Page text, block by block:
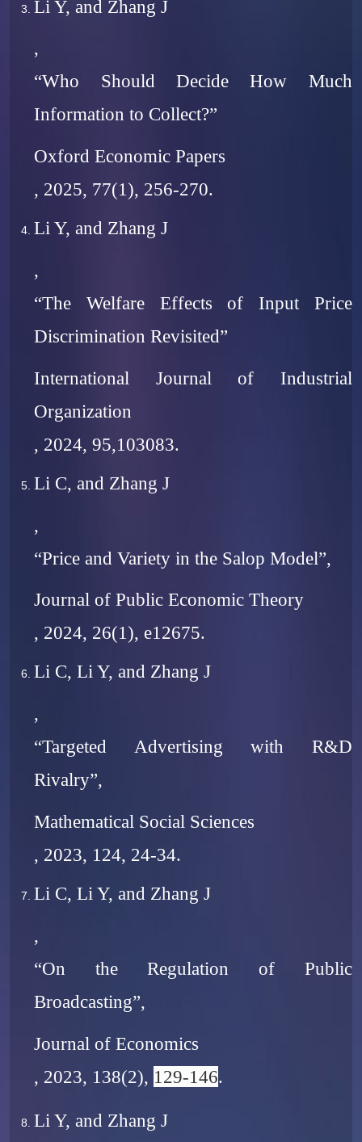
Li Y, and Zhang J
,
“Who Should Decide How Much
Information to Collect?”
Oxford Economic Papers
, 2025, 77(1), 256-270.
Li Y, and Zhang J
,
“The Welfare Effects of Input Price
Discrimination Revisited”
International Journal of Industrial
Organization
, 2024, 95,103083.
Li C, and Zhang J
,
“Price and Variety in the Salop Model”,
Journal of Public Economic Theory
, 2024, 26(1), e12675.
Li C, Li Y, and Zhang J
,
“Targeted Advertising with R&D
Rivalry”,
Mathematical Social Sciences
, 2023, 124, 24-34.
Li C, Li Y, and Zhang J
,
“On the Regulation of Public
Broadcasting”,
Journal of Economics
, 2023, 138(2), 129-146.
Li Y, and Zhang J